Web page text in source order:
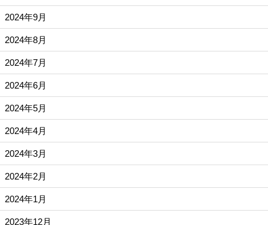
2024年9月
2024年8月
2024年7月
2024年6月
2024年5月
2024年4月
2024年3月
2024年2月
2024年1月
2023年12月